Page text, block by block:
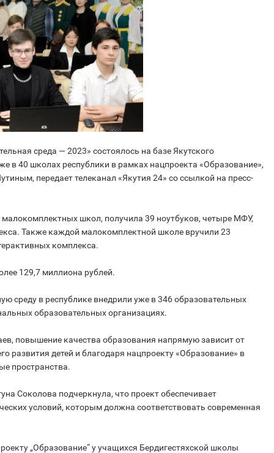
среда — 2023» состоялось на базе Якутского
в 40 школах республики в рамках нацпроекта «Образование»,
передает телеканал «Якутия 24» со ссылкой на пресс-
школ, получила 39 ноутбуков, четыре МФУ,
Также каждой малокомплектной школе вручили 23
комплекса.
129,7 миллиона рублей.
среду в республике внедрили уже в 346 образовательных
образовательных организациях.
повышение качества образования напрямую зависит от
развития детей и благодаря нацпроекту «Образование» в
пространства.
Соколова подчеркнула, что проект обеспечивает
условий, которым должна соответствовать современная
„Образование“ у учащихся Бердигестяхской школы